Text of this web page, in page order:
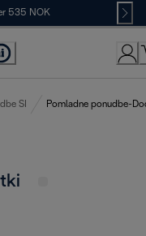
535 NOK
SI Pomladne ponudbe-